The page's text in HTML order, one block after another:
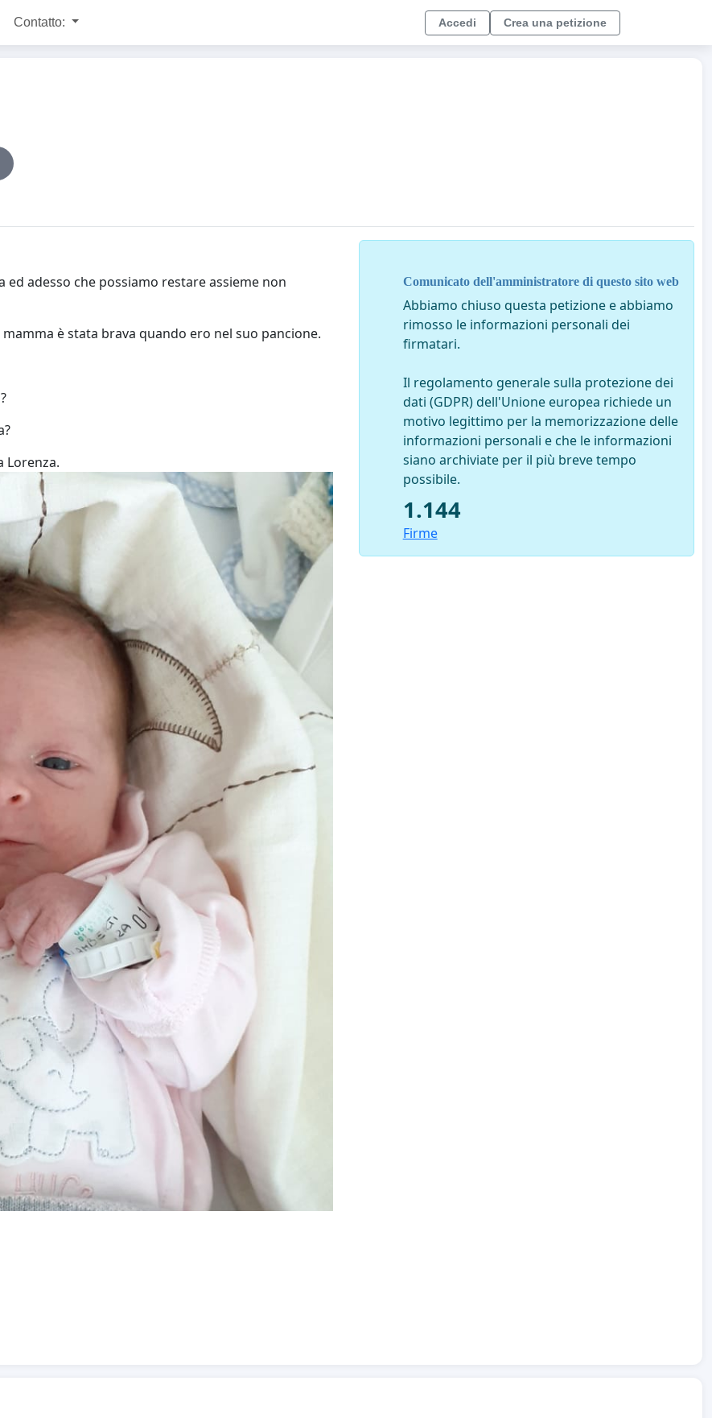
Contatto: Accedi Crea una petizione
adesso che possiamo restare assieme non
è stata brava quando ero nel suo pancione.
Lorenza.
Comunicato dell'amministratore di questo sito web
Abbiamo chiuso questa petizione e abbiamo
rimosso le informazioni personali dei
firmatari.
Il regolamento generale sulla protezione dei
dati (GDPR) dell'Unione europea richiede un
motivo legittimo per la memorizzazione delle
informazioni personali e che le informazioni
siano archiviate per il più breve tempo
possibile.
1.144
Firme